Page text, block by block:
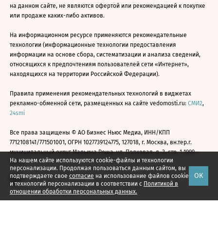
На нашем сайте используются cookie-файлы и технологии
персонализации. Продолжая пользоваться данным сайтом, вы
подтверждаете свое согласие на использование файлов cookie
и технологий персонализации в соответствии с Политикой в
отношении обработки персональных данных.
ОК
на данном сайте, не являются офертой или рекомендацией к покупке
или продаже каких-либо активов.
На информационном ресурсе применяются рекомендательные
технологии (информационные технологии предоставления
информации на основе сбора, систематизации и анализа сведений,
относящихся к предпочтениям пользователей сети «Интернет»,
находящихся на территории Российской Федерации).
Правила применения рекомендательных технологий в виджетах
рекламно-обменной сети, размещенных на сайте vedomosti.ru: СМИ2,
24smi
Все права защищены © АО Бизнес Ньюс Медиа, ИНН/КПП
7712108141/771501001, ОГРН 1027739124775, 127018, г. Москва, вн.тер.г.
муниципальный округ Марьина Роща, ул. Полковая, д. 3, стр. 1 1999—
2026